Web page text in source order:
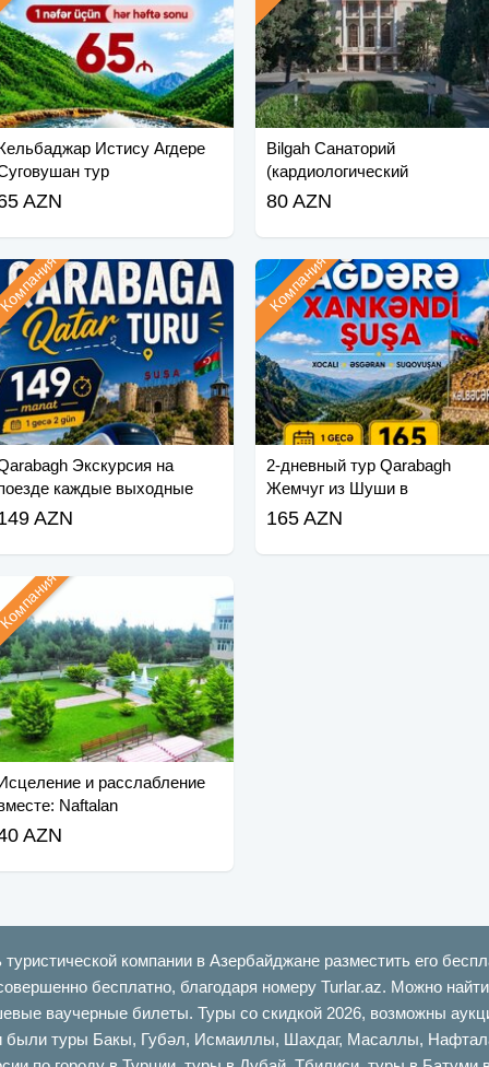
Истису Агдере
тур
AZN
Bilgah Санаторий
(кардиологический
санаторий)
80 AZN
Экскурсия на
каждые выходные
июнь)
AZN
2-дневный тур Qarabagh
Жемчуг из Шуши в
Кальбаджар
Компания
165 AZN
и расслабление
Naftalan
AZN
компании в Азербайджане разместить его
бесплатно, благодаря номеру Turlar.az. Можно
ваучерные билеты. Туры со скидкой 2026, возможны
туры Бакы, Губəл, Исмаиллы, Шахдаг, Масаллы,